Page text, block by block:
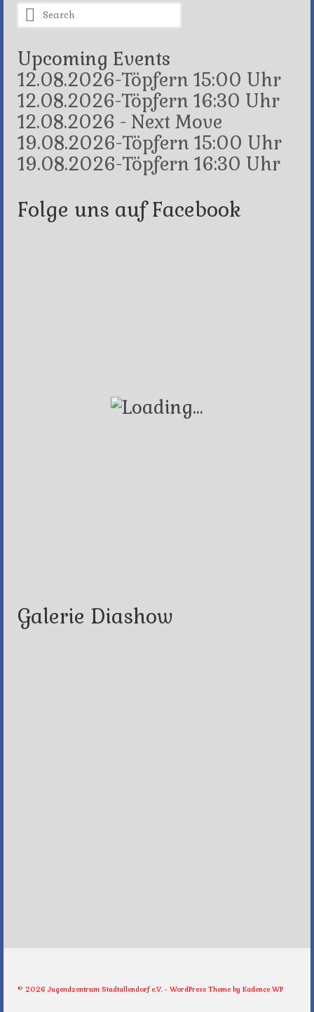
Search
for:
Upcoming Events
12.08.2026-Töpfern 15:00 Uhr
12.08.2026-Töpfern 16:30 Uhr
12.08.2026 - Next Move
19.08.2026-Töpfern 15:00 Uhr
19.08.2026-Töpfern 16:30 Uhr
Folge uns auf Facebook
Galerie Diashow
© 2026 Jugendzentrum Stadtallendorf e.V. - WordPress Theme by Kadence WP